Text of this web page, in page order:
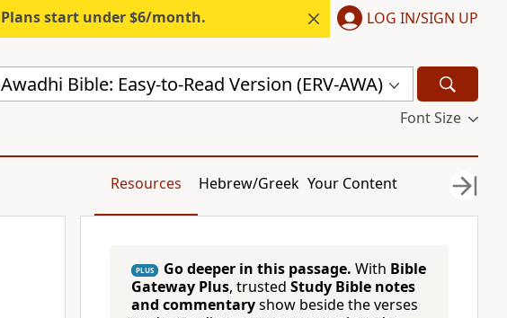
Plans start under $6/month. LOG IN/SIGN UP
Awadhi Bible: Easy-to-Read Version (ERV-AWA)
Font Size
Resources Hebrew/Greek Your Content
PLUS Go deeper in this passage. With Bible
Gateway Plus, trusted Study Bible notes
and commentaryshow beside the verses